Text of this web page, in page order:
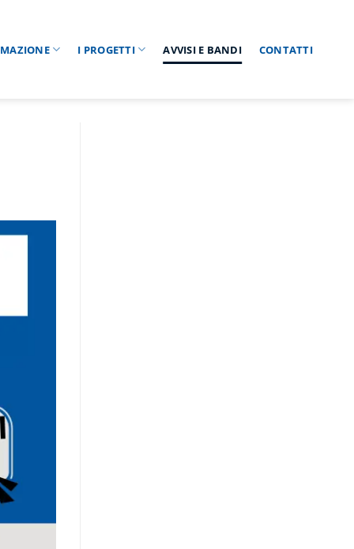
I PROGETTI AVVISI E BANDI CONTATTI